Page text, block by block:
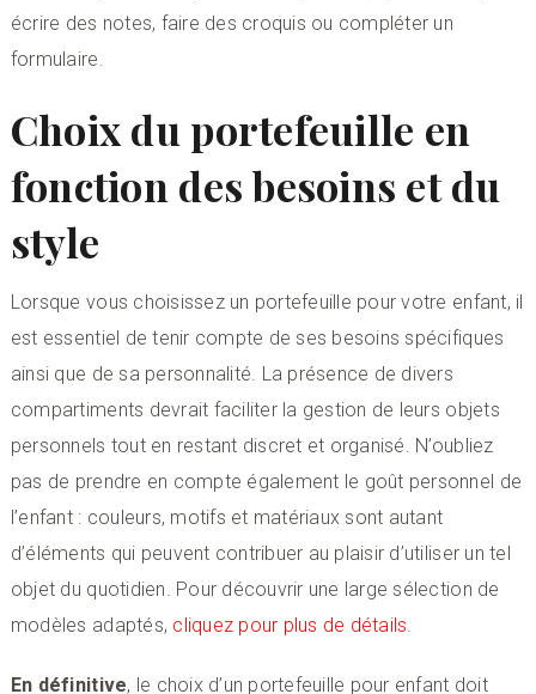
écrire des notes, faire des croquis ou compléter un
formulaire.
Choix du portefeuille en
fonction des besoins et du
style
Lorsque vous choisissez un portefeuille pour votre enfant, il
est essentiel de tenir compte de ses besoins spécifiques
ainsi que de sa personnalité. La présence de divers
compartiments devrait faciliter la gestion de leurs objets
personnels tout en restant discret et organisé. N’oubliez
pas de prendre en compte également le goût personnel de
l’enfant : couleurs, motifs et matériaux sont autant
d’éléments qui peuvent contribuer au plaisir d’utiliser un tel
objet du quotidien. Pour découvrir une large sélection de
modèles adaptés, cliquez pour plus de détails
En définitive, le choix d’un portefeuille pour enfant doit